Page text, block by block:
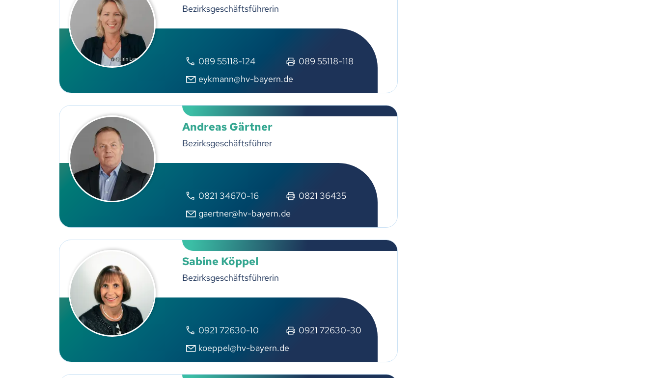
Bezirksgeschäftsführerin
089 55118-124
089 55118-118
eykmann@hv-bayern.de
Andreas Gärtner
Bezirksgeschäftsführer
0821 34670-16
0821 36435
gaertner@hv-bayern.de
Sabine Köppel
Bezirksgeschäftsführerin
0921 72630-10
0921 72630-30
koeppel@hv-bayern.de